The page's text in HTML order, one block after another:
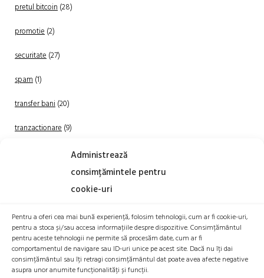
Administrează
consimțămintele pentru
cookie-uri
Pentru a oferi cea mai bună experiență, folosim tehnologii, cum ar fi cookie-uri,
pentru a stoca și/sau accesa informațiile despre dispozitive. Consimțământul
pentru aceste tehnologii ne permite să procesăm date, cum ar fi
comportamentul de navigare sau ID-uri unice pe acest site. Dacă nu îți dai
consimțământul sau îți retragi consimțământul dat poate avea afecte negative
asupra unor anumite funcționalități și funcții.
pretul bitcoin(28)
promotie(2)
securitate(27)
spam(1)
transfer bani(20)
tranzactionare(9)
(20)
TRANZACTIONEAZA